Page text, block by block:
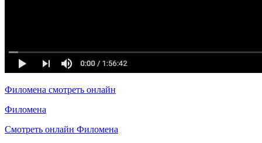
Филомена смотреть онлайн
Филомена
Смотреть онлайн Филомена